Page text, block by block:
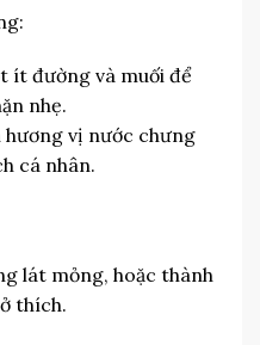
ít đường và muối để
nhẹ.
hương vị nước chưng
cá nhân.
lát mỏng, hoặc thành
thích.